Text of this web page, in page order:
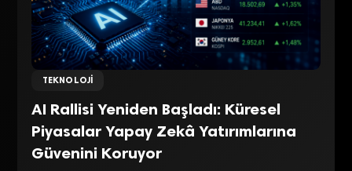
TEKNOLOJI
AI Rallisi Yeniden Başladı: Küresel
Piyasalar Yapay Zekâ Yatırımlarına
Güvenini Koruyor